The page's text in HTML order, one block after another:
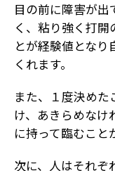
目の前に障害が出
く、粘り強く打開
とが経験値とな
くれます。
また、１度決め
け、あきらめな
に持って臨むこと
次に、人はそれぞ